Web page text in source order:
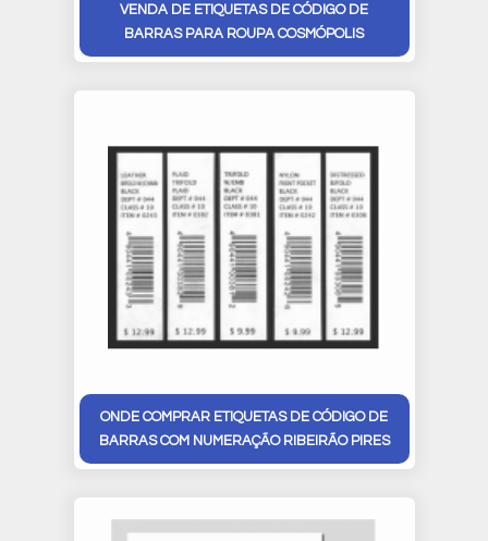
VENDA DE ETIQUETAS DE CÓDIGO DE
BARRAS PARA ROUPA COSMÓPOLIS
ONDE COMPRAR ETIQUETAS DE CÓDIGO DE
BARRAS COM NUMERAÇÃO RIBEIRÃO PIRES